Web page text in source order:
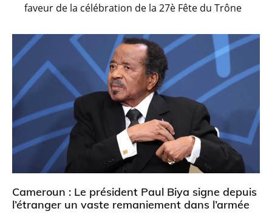
faveur de la célébration de la 27è Fête du Trône
Cameroun : Le président Paul Biya signe depuis
l’étranger un vaste remaniement dans l’armée